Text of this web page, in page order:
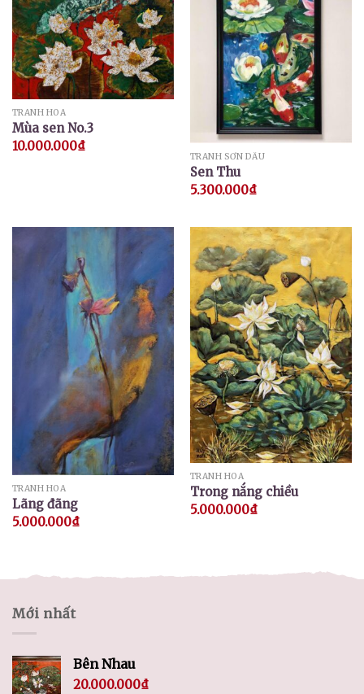
TRANH HOA
Mùa sen No.3
10.000.000₫
TRANH SƠN DẦU
Sen Thu
5.300.000₫
TRANH HOA
Lãng đãng
5.000.000₫
TRANH HOA
Trong nắng chiều
5.000.000₫
Mới nhất
Bên Nhau
20.000.000₫